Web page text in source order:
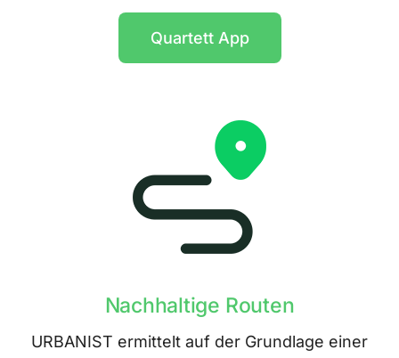
Quartett App
Nachhaltige Routen
URBANIST ermittelt auf der Grundlage einer